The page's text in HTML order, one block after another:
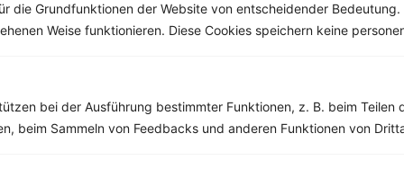
die Grundfunktionen der Website von entscheidender Bedeutung.
Weise funktionieren. Diese Cookies speichern keine
bei der Ausführung bestimmter Funktionen, z. B. beim Teilen
beim Sammeln von Feedbacks und anderen Funktionen von
Weitere Vegane Rezepte
‹ ›
Kalorien:
592 kcal